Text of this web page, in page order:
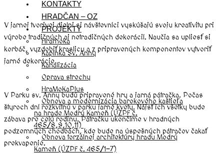
KONTAKTY
HRADČAN – OZ
PROJEKTY
Hramoka
Kaplnka Sv. Anny
Kanalizácia
Oprava strechy
HraMoKaPlus
Obnova a modernizácia barokového kaštieľa
na hrade Modrý Kameň (ÚZPF č.
465/8,9,10,11)
Obnova torzálnej architektúry hradu Modrý
Kameň (ÚZPF č. 465/1-7)
V jarnej tvorivej dielni si návštevníci vyskúšajú svoju kreativitu pri
výrobe tradičných aj netradičných dekorácií. Naučia sa upliesť si
korbáč, vyzdobiť kraslicu a z pripravených komponentov vytvoriť
jarné dekorácie.
V Parku sv. Anny budú pripravené hry a jarná pátračka. Počas
štyroch dní rozkvitnú v parku jarné kvety. Nájsť ich všetky bude
zábava pre celú rodinu. Pátračku ukončíme v hradných
podzemných chodbách, kde bude na úspešných pátračov čakať
prekvapenie.